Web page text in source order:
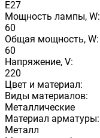
E27
Мощность лампы, W:
60
Общая мощность, W:
60
Напряжение, V:
220
Цвет и материал:
Виды материалов:
Металлические
Материал арматуры:
Металл